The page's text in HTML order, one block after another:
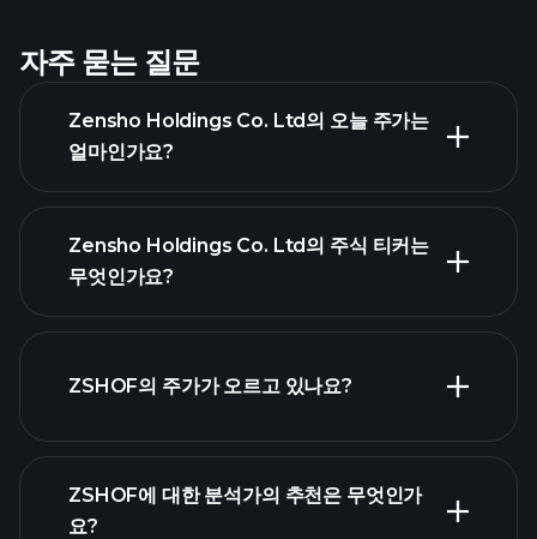
자주 묻는 질문
Zensho Holdings Co. Ltd의 오늘 주가는
얼마인가요?
급 차트
Zensho Holdings Co. Ltd의 주식 티커는
무엇인가요?
ZSHOF의 주가가 오르고 있나요?
ZSHOF에 대한 분석가의 추천은 무엇인가
요?